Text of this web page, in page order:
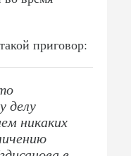
приговор:
делу
никаких